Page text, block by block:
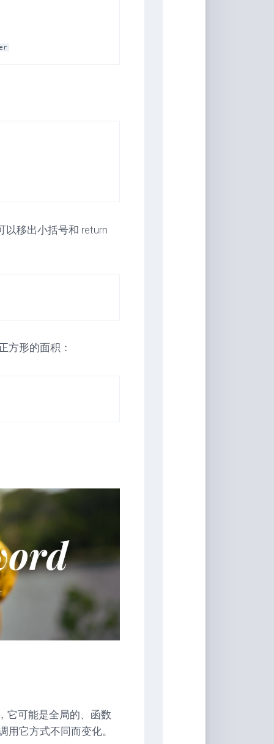
以移出小括号和 return
方形的面积：
它可能是全局的、函数
用它方式不同而变化。